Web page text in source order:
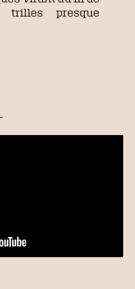
trilles presque